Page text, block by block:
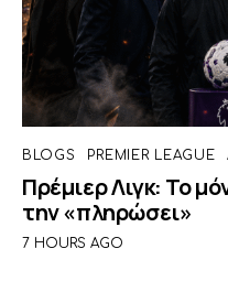
BLOGS PREMIER LEAGUE
Πρέμιερ Λιγκ: Το
την «πληρώσει»
7 HOURS AGO